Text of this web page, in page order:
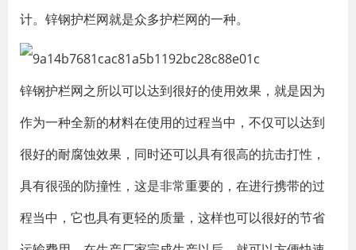
计。锌钢护栏网就是众多护栏网的一种。
锌钢护栏网之所以可以达到很好的使用效果，就是因为
作为一种全新的材料在使用的过程当中，不仅可以达到
很好的耐腐蚀效果，同时还可以具有很高的抗击打性，
具有很强的防撞性，这是非常重要的，在进行携带的过
程当中，它也具有更轻的质量，这样也可以很好的节省